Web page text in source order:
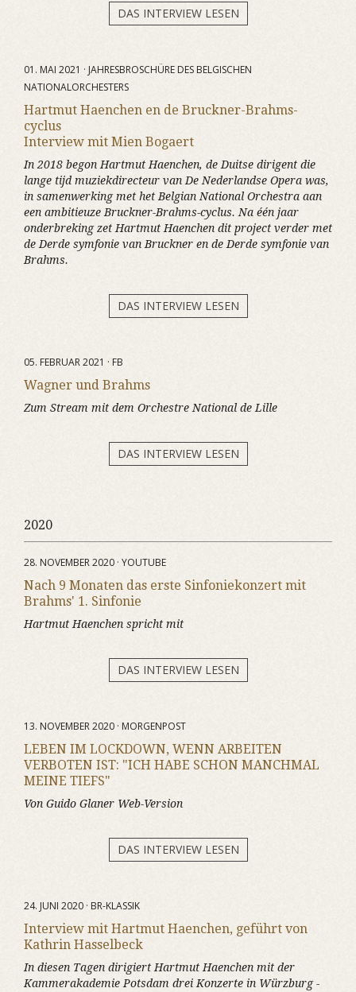
DAS INTERVIEW LESEN
01. MAI 2021 · JAHRESBROSCHÜRE DES BELGISCHEN
NATIONALORCHESTERS
Hartmut Haenchen en de Bruckner-Brahms-
cyclus
Interview mit Mien Bogaert
In 2018 begon Hartmut Haenchen, de Duitse dirigent die
lange tijd muziekdirecteur van De Nederlandse Opera was,
in samenwerking met het Belgian National Orchestra aan
een ambitieuze Bruckner-Brahms-cyclus. Na één jaar
onderbreking zet Hartmut Haenchen dit project verder met
de Derde symfonie van Bruckner en de Derde symfonie van
Brahms.
DAS INTERVIEW LESEN
05. FEBRUAR 2021 · FB
Wagner und Brahms
Zum Stream mit dem Orchestre National de Lille
DAS INTERVIEW LESEN
2020
28. NOVEMBER 2020 · YOUTUBE
Nach 9 Monaten das erste Sinfoniekonzert mit
Brahms' 1. Sinfonie
Hartmut Haenchen spricht mit
DAS INTERVIEW LESEN
13. NOVEMBER 2020 · MORGENPOST
LEBEN IM LOCKDOWN, WENN ARBEITEN
VERBOTEN IST: "ICH HABE SCHON MANCHMAL
MEINE TIEFS"
Von Guido Glaner Web-Version
DAS INTERVIEW LESEN
24. JUNI 2020 · BR-KLASSIK
Interview mit Hartmut Haenchen, geführt von
Kathrin Hasselbeck
In diesen Tagen dirigiert Hartmut Haenchen mit der
Kammerakademie Potsdam drei Konzerte in Würzburg -